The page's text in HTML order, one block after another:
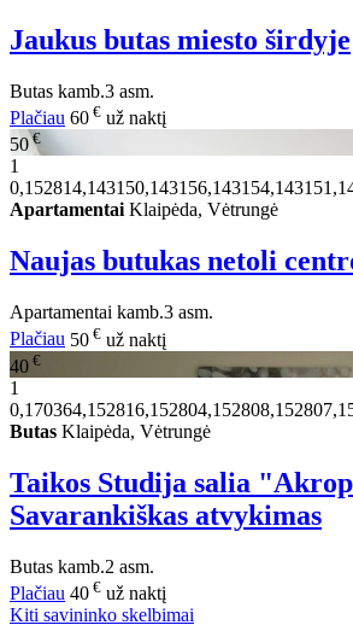
Jaukus butas miesto širdyje
Butas kamb.3 asm.
Plačiau 60 € už naktį
50€
1
Apartamentai Klaipėda, Vėtrungė
Naujas butukas netoli
Apartamentai kamb.3 asm.
Plačiau 50 € už naktį
40 €
1
Butas Klaipėda, Vėtrungė
Taikos Studija salia
Savarankiškas atvykimas
Butas kamb.2 asm.
Plačiau 40 € už naktį
Kiti savininko skelbimai